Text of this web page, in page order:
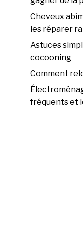
Cheveux
les réparer
Astuces
cocooning
Comment
fréquents et